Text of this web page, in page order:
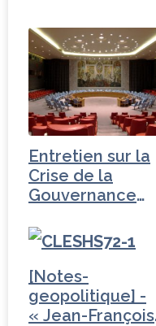
Entretien sur la
Crise de la
Gouvernance
Turquie
[Notes-
geopolitique] -
« Jean-François